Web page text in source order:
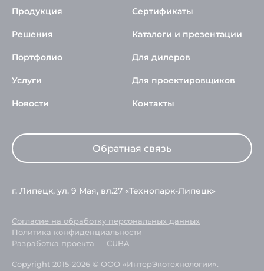
Продукция
Решения
Портфолио
Услуги
Новости
Сертификаты
Каталоги и презентации
Для дилеров
Для проектировщиков
Контакты
Обратная связь
г. Липецк, ул. 9 Мая, вл.27 «Технопарк-Липецк»
Согласие на обработку персональных данных
Политика конфиденциальности
Разработка проекта — CUBA
Copyright 2015-2026 © ООО «ИнтерЭкотехнологии».